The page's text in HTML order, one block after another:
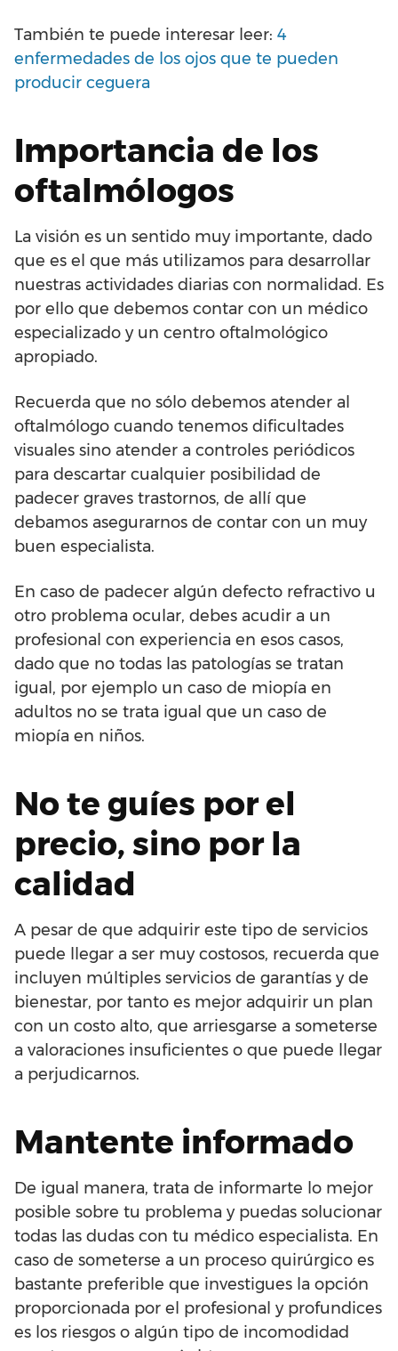
También te puede interesar leer: 4
enfermedades de los ojos que te pueden
producir ceguera
Importancia de los
oftalmólogos
La visión es un sentido muy importante, dado
que es el que más utilizamos para desarrollar
nuestras actividades diarias con normalidad. Es
por ello que debemos contar con un médico
especializado y un centro oftalmológico
apropiado.
Recuerda que no sólo debemos atender al
oftalmólogo cuando tenemos dificultades
visuales sino atender a controles periódicos
para descartar cualquier posibilidad de
padecer graves trastornos, de allí que
debamos asegurarnos de contar con un muy
buen especialista.
En caso de padecer algún defecto refractivo u
otro problema ocular, debes acudir a un
profesional con experiencia en esos casos,
dado que no todas las patologías se tratan
igual, por ejemplo un caso de miopía en
adultos no se trata igual que un caso de
miopía en niños.
No te guíes por el
precio, sino por la
calidad
A pesar de que adquirir este tipo de servicios
puede llegar a ser muy costosos, recuerda que
incluyen múltiples servicios de garantías y de
bienestar, por tanto es mejor adquirir un plan
con un costo alto, que arriesgarse a someterse
a valoraciones insuficientes o que puede llegar
a perjudicarnos.
Mantente informado
De igual manera, trata de informarte lo mejor
posible sobre tu problema y puedas solucionar
todas las dudas con tu médico especialista. En
caso de someterse a un proceso quirúrgico es
bastante preferible que investigues la opción
proporcionada por el profesional y profundices
es los riesgos o algún tipo de incomodidad